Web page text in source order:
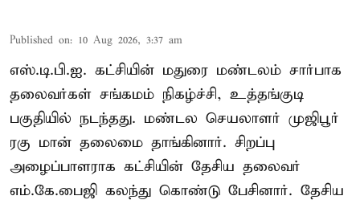
Published on: 10 Aug 2026, 3:37 am
எஸ்.டி.பி.ஐ. கட்சியின் மதுரை மண்டலம் சார்பாக
தலைவர்கள் சங்கமம் நிகழ்ச்சி, உத்தங்குடி
பகுதியில் நடந்தது. மண்டல செயலாளர் முஜிபூர்
ரகு மான் தலைமை தாங்கினார். சிறப்பு
அழைப்பாளராக கட்சியின் தேசிய தலைவர்
எம்.கே.பைஜி கலந்து கொண்டு பேசினார். தேசிய